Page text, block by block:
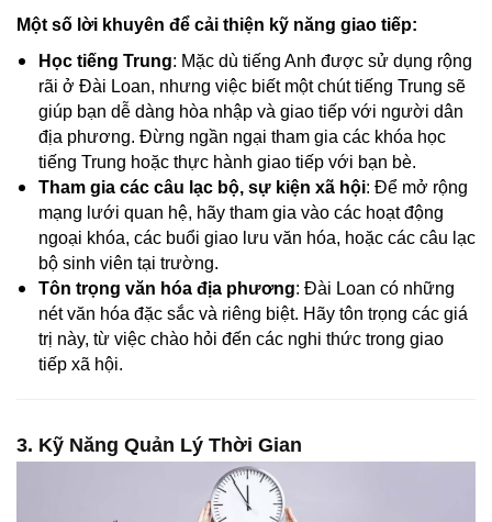
Một số lời khuyên để cải thiện kỹ năng giao tiếp:
Học tiếng Trung: Mặc dù tiếng Anh được sử dụng rộng
rãi ở Đài Loan, nhưng việc biết một chút tiếng Trung sẽ
giúp bạn dễ dàng hòa nhập và giao tiếp với người dân
địa phương. Đừng ngần ngại tham gia các khóa học
tiếng Trung hoặc thực hành giao tiếp với bạn bè.
Tham gia các câu lạc bộ, sự kiện xã hội: Để mở rộng
mạng lưới quan hệ, hãy tham gia vào các hoạt động
ngoại khóa, các buổi giao lưu văn hóa, hoặc các câu lạc
bộ sinh viên tại trường.
Tôn trọng văn hóa địa phương: Đài Loan có những
nét văn hóa đặc sắc và riêng biệt. Hãy tôn trọng các giá
trị này, từ việc chào hỏi đến các nghi thức trong giao
tiếp xã hội.
3. Kỹ Năng Quản Lý Thời Gian